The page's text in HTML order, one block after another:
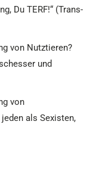
Du TERF!“ (Trans-
von Nutztieren?
und
von
als Sexisten,